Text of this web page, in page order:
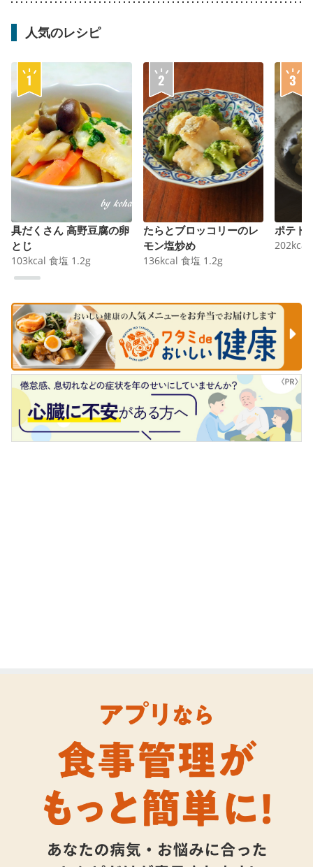
人気のレシピ
具だくさん 高野豆腐の卵
とじ
103kcal 食塩 1.2g
たらとブロッコリーのレ
モン塩炒め
136kcal 食塩 1.2g
ポテト
202kcal